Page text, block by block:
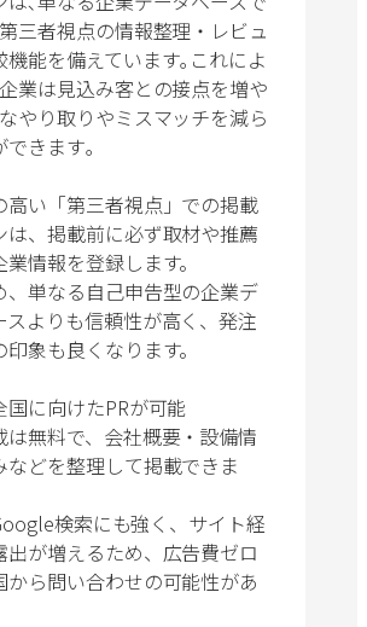
三者視点の情報整理・レビュ
機能を備えています｡これによ
業は見込み客との接点を増や
やり取りやミスマッチを減ら
できます｡
高い「第三者視点」での掲載
は、掲載前に必ず取材や推薦
業情報を登録します。
、単なる自己申告型の企業デ
スよりも信頼性が高く、発注
象も良くなります。
国に向けたPRが可能
は無料で、会社概要・設備情
などを整理して掲載できま
検索にも強く、サイト経
出が増えるため、広告費ゼロ
から問い合わせの可能性があ